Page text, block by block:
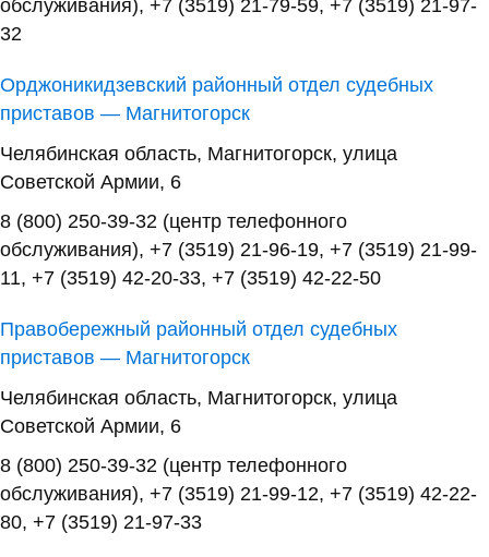
обслуживания), +7 (3519) 21-79-59, +7 (3519) 21-97-
32
Орджоникидзевский районный отдел судебных
приставов — Магнитогорск
Челябинская область, Магнитогорск, улица
Советской Армии, 6
8 (800) 250-39-32 (центр телефонного
обслуживания), +7 (3519) 21-96-19, +7 (3519) 21-99-
11, +7 (3519) 42-20-33, +7 (3519) 42-22-50
Правобережный районный отдел судебных
приставов — Магнитогорск
Челябинская область, Магнитогорск, улица
Советской Армии, 6
8 (800) 250-39-32 (центр телефонного
обслуживания), +7 (3519) 21-99-12, +7 (3519) 42-22-
80, +7 (3519) 21-97-33